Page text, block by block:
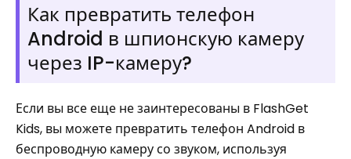
Как превратить телефон
Android в шпионскую камеру
через IP-камеру?
Если вы все еще не заинтересованы в FlashGet
Kids, вы можете превратить телефон Android в
беспроводную камеру со звуком, используя